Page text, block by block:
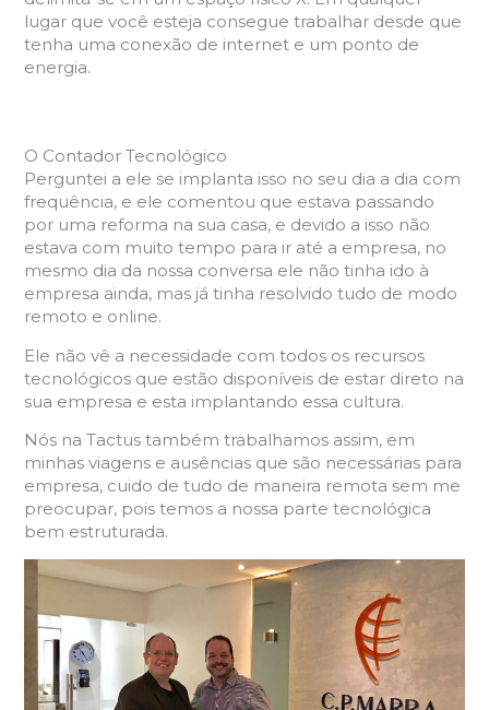
lugar que você esteja consegue trabalhar desde que
tenha uma conexão de internet e um ponto de
energia.
O Contador Tecnológico
Perguntei a ele se implanta isso no seu dia a dia com
frequência, e ele comentou que estava passando
por uma reforma na sua casa, e devido a isso não
estava com muito tempo para ir até a empresa, no
mesmo dia da nossa conversa ele não tinha ido à
empresa ainda, mas já tinha resolvido tudo de modo
remoto e online.
Ele não vê a necessidade com todos os recursos
tecnológicos que estão disponíveis de estar direto na
sua empresa e esta implantando essa cultura.
Nós na Tactus também trabalhamos assim, em
minhas viagens e ausências que são necessárias para
empresa, cuido de tudo de maneira remota sem me
preocupar, pois temos a nossa parte tecnológica
bem estruturada.